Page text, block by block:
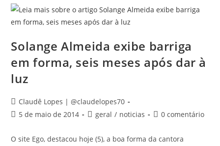
Solange Almeida exibe barriga
em forma, seis meses após dar à
luz
Claudê Lopes | @claudelopes70
5 de maio de 2014
geral / noticias 0 comentário
O site Ego, destacou hoje (5), a boa forma da cantora